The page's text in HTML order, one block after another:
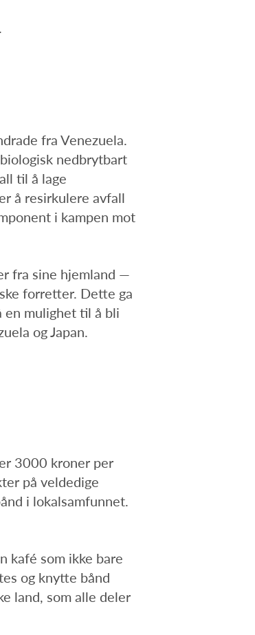
fra Venezuela.
nedbrytbart
til å lage
å resirkulere avfall
i kampen mot
fra sine hjemland —
forretter. Dette ga
en mulighet til å bli
og Japan.
3000 kroner per
på veldedige
i lokalsamfunnet.
kafé som ikke bare
og knytte bånd
land, som alle deler